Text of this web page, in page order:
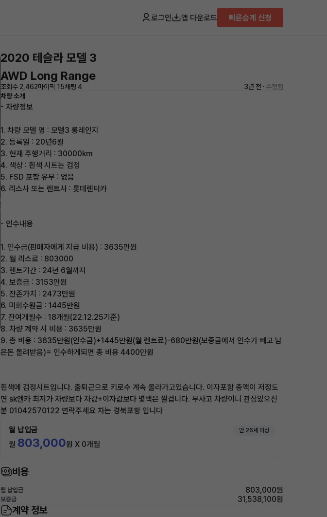
로그인 앱 다운로드 빠른승계 신청
2020 테슬라 모델 3
AWD Long Range
조회수 2,462마이픽 15채팅 4 3년 전 · 수정됨
차량 소개
- 차량정보
1. 차량 모델 명 : 모델3 롱레인지
2. 등록일 : 20년6월
3. 현재 주행거리 : 30000km
4. 색상 : 흰색 시트는 검정
5. FSD 포함 유무 : 없음
6. 리스사 또는 렌트사 : 롯데렌터카
- 인수내용
1. 인수금(판매자에게 지급 비용) : 3635만원
2. 월 리스료 : 803000
3. 렌트기간 : 24년 6월까지
4. 보증금 : 3153만원
5. 잔존가치 : 2473만원
6. 미회수원금 : 1445만원
7. 잔여개월수 : 18개월(22.12.25기준)
8. 차량 계약 시 비용 : 3635만원
9. 총 비용 : 3635만원(인수금)+1445만원(월 렌트료)-680만원(보증금에서 인수가 빼고 남
은돈 돌려받음)= 인수하게되면 총 비용 4400만원
흰색에 검정시트입니다. 출퇴근으로 키로수 계속 올라가고있습니다. 이자포함 총액이 저정도
면 sk엔카 최저가 차량보다 차값+이자값보다 몇백은 쌀겁니다. 무사고 차량이니 관심있으신
분 01042570122 연락주세요 차는 경북포항 입니다
월 납입금 만 26세 이상
월 803,000원 X 0개월
비용
월 납입금 803,000원
보증금 31,538,100원
계약 정보